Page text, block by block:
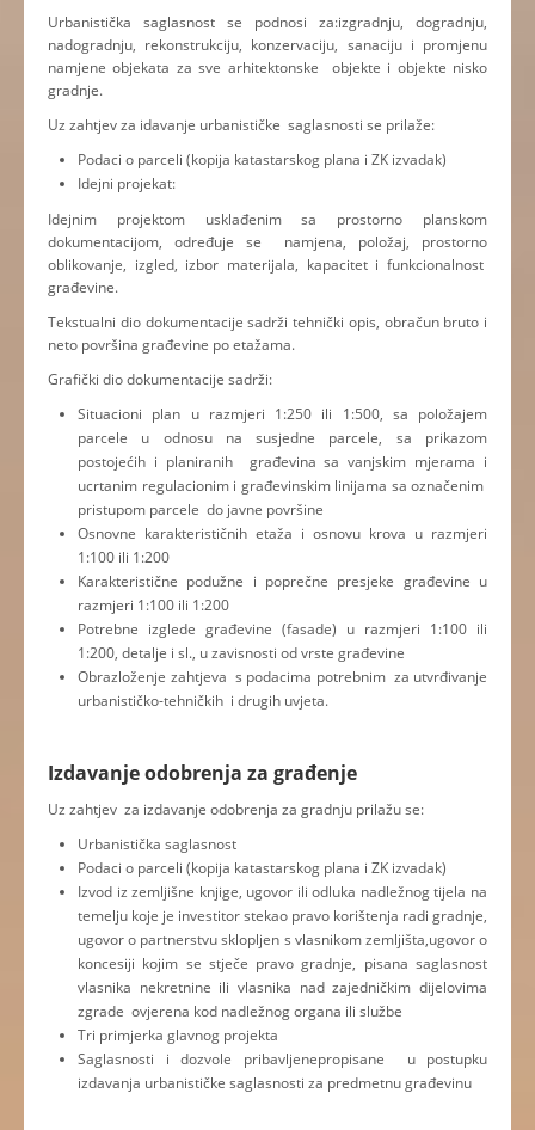
Urbanistička saglasnost se podnosi za:izgradnju, dogradnju,
nadogradnju, rekonstrukciju, konzervaciju, sanaciju i promjenu
namjene objekata za sve arhitektonske objekte i objekte nisko
gradnje.
Uz zahtjev za idavanje urbanističke saglasnosti se prilaže:
Podaci o parceli (kopija katastarskog plana i ZK izvadak)
Idejni projekat:
Idejnim projektom usklađenim sa prostorno planskom
dokumentacijom, određuje se namjena, položaj, prostorno
oblikovanje, izgled, izbor materijala, kapacitet i funkcionalnost
građevine.
Tekstualni dio dokumentacije sadrži tehnički opis, obračun bruto i
neto površina građevine po etažama.
Grafički dio dokumentacije sadrži:
Situacioni plan u razmjeri 1:250 ili 1:500, sa položajem
parcele u odnosu na susjedne parcele, sa prikazom
postojećih i planiranih građevina sa vanjskim mjerama i
ucrtanim regulacionim i građevinskim linijama sa označenim
pristupom parcele do javne površine
Osnovne karakterističnih etaža i osnovu krova u razmjeri
1:100 ili 1:200
Karakteristične podužne i poprečne presjeke građevine u
razmjeri 1:100 ili 1:200
Potrebne izglede građevine (fasade) u razmjeri 1:100 ili
1:200, detalje i sl., u zavisnosti od vrste građevine
Obrazloženje zahtjeva s podacima potrebnim za utvrđivanje
urbanističko-tehničkih i drugih uvjeta.
Izdavanje odobrenja za građenje
Uz zahtjev za izdavanje odobrenja za gradnju prilažu se:
Urbanistička saglasnost
Podaci o parceli (kopija katastarskog plana i ZK izvadak)
Izvod iz zemljišne knjige, ugovor ili odluka nadležnog tijela na
temelju koje je investitor stekao pravo korištenja radi gradnje,
ugovor o partnerstvu sklopljen s vlasnikom zemljišta,ugovor o
koncesiji kojim se stječe pravo gradnje, pisana saglasnost
vlasnika nekretnine ili vlasnika nad zajedničkim dijelovima
zgrade ovjerena kod nadležnog organa ili službe
Tri primjerka glavnog projekta
Saglasnosti i dozvole pribavljenepropisane u postupku
izdavanja urbanističke saglasnosti za predmetnu građevinu